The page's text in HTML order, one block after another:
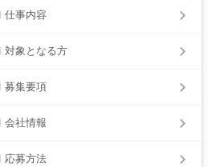
仕事内容
対象となる方
募集要項
会社情報
応募方法